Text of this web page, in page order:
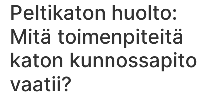
Peltikaton huolto:
Mitä toimenpiteitä
katon kunnossapito
vaatii?